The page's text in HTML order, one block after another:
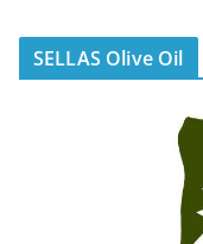
SELLAS Olive Oil